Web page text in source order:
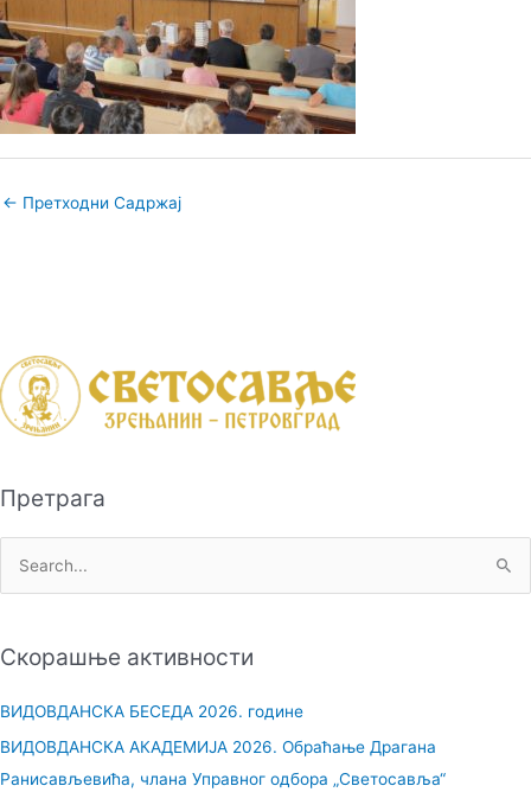
← Претходни Садржај
Претрага
тСкорашње активности
ВИДОВДАНСКА БЕСЕДА 2026. године
ВИДОВДАНСКА АКАДЕМИЈА 2026. Обраћање Драгана
Ранисављевића, члана Управног одбора „Светосавља“